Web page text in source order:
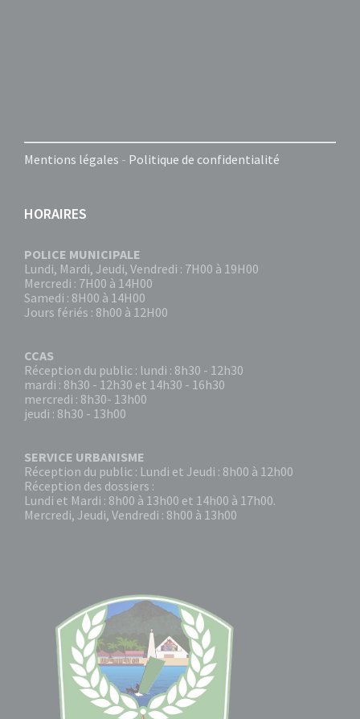
Mentions légales - Politique de confidentialité
HORAIRES
POLICE MUNICIPALE
Lundi, Mardi, Jeudi, Vendredi : 7H00 à 19H00
Mercredi : 7H00 à 14H00
Samedi : 8H00 à 14H00
Jours fériés : 8h00 à 12H00
CCAS
Réception du public : lundi : 8h30 - 12h30
mardi : 8h30 - 12h30 et 14h30 - 16h30
mercredi : 8h30- 13h00
jeudi : 8h30 - 13h00
SERVICE URBANISME
Réception du public : Lundi et Jeudi : 8h00 à 12h00
Réception des dossiers :
Lundi et Mardi : 8h00 à 13h00 et 14h00 à 17h00.
Mercredi, Jeudi, Vendredi : 8h00 à 13h00